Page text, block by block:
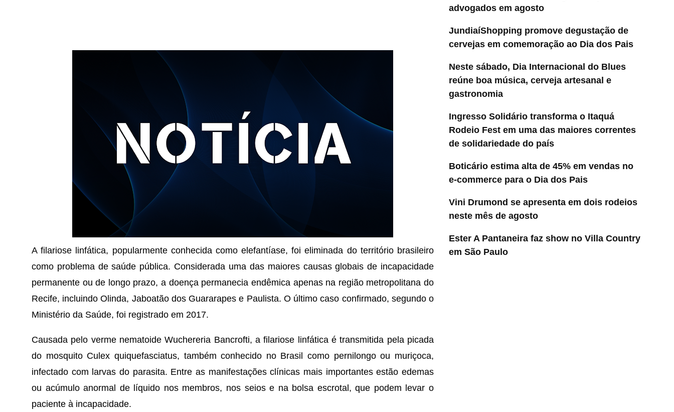
A filariose linfática, popularmente conhecida como elefantíase, foi eliminada do território brasileiro
como problema de saúde pública. Considerada uma das maiores causas globais de incapacidade
permanente ou de longo prazo, a doença permanecia endêmica apenas na região metropolitana do
Recife, incluindo Olinda, Jaboatão dos Guararapes e Paulista. O último caso confirmado, segundo o
Ministério da Saúde, foi registrado em 2017.
Causada pelo verme nematoide Wuchereria Bancrofti, a filariose linfática é transmitida pela picada
do mosquito Culex quiquefasciatus, também conhecido no Brasil como pernilongo ou muriçoca,
infectado com larvas do parasita. Entre as manifestações clínicas mais importantes estão edemas
ou acúmulo anormal de líquido nos membros, nos seios e na bolsa escrotal, que podem levar o
paciente à incapacidade.
advogados em agosto
JundiaíShopping promove degustação de
cervejas em comemoração ao Dia dos Pais
Neste sábado, Dia Internacional do Blues
reúne boa música, cerveja artesanal e
gastronomia
Ingresso Solidário transforma o Itaquá
Rodeio Fest em uma das maiores correntes
de solidariedade do país
Boticário estima alta de 45% em vendas no
e-commerce para o Dia dos Pais
Vini Drumond se apresenta em dois rodeios
neste mês de agosto
Ester A Pantaneira faz show no Villa Country
em São Paulo